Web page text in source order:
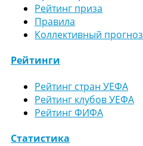
Рейтинг приза
Правила
Коллективный прогноз
Рейтинги
Рейтинг стран УЕФА
Рейтинг клубов УЕФА
Рейтинг ФИФА
Статистика